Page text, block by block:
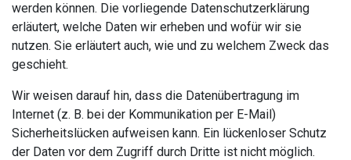
werden können. Die vorliegende Datenschutzerklärung
erläutert, welche Daten wir erheben und wofür wir sie
nutzen. Sie erläutert auch, wie und zu welchem Zweck das
geschieht.
Wir weisen darauf hin, dass die Datenübertragung im
Internet (z. B. bei der Kommunikation per E-Mail)
Sicherheitslücken aufweisen kann. Ein lückenloser Schutz
der Daten vor dem Zugriff durch Dritte ist nicht möglich.